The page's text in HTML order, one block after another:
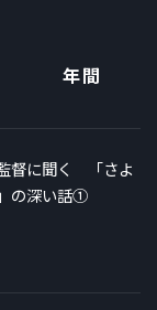
年間
督に聞く 「さよ
の深い話①